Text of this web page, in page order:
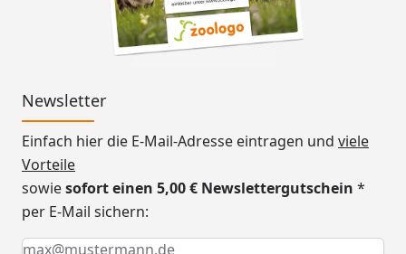
Newsletter
Einfach hier die E-Mail-Adresse eintragen und viele
Vorteile
sowiesofort einen 5,00 € Newslettergutschein *
per E-Mail sichern:
Keine Eingabe erforderlich
Eingabe erforderlich
E-Mail *